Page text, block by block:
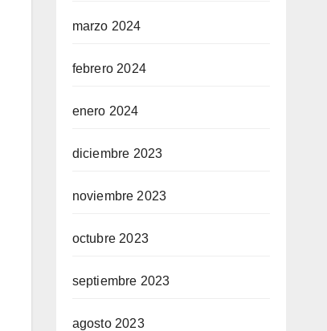
marzo 2024
febrero 2024
enero 2024
diciembre 2023
noviembre 2023
octubre 2023
septiembre 2023
agosto 2023